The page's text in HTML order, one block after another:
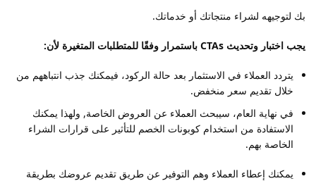
بك لتوجيهه لشراء منتجاتك أو خدماتك.
يجب اختبار وتحديث CTAs باستمرار وفقًا للمتطلبات المتغيرة لأن:
يتردد العملاء في الاستثمار بعد حالة الركود، فيمكنك جذب انتباههم من
خلال تقديم سعر منخفض.
في نهاية العام، سيبحث العملاء عن العروض الخاصة, ولهذا يمكنك
الاستفادة من استخدام كوبونات الخصم للتأثير على قرارات الشراء
الخاصة بهم.
يمكنك إعطاء العملاء وهم التوفير عن طريق تقديم عروضك بطريقة